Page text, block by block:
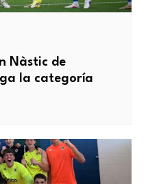
Nàstic de
la categoría